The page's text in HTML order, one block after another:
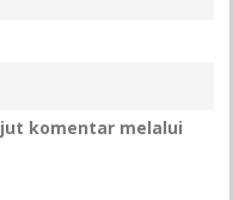
komentar melalui